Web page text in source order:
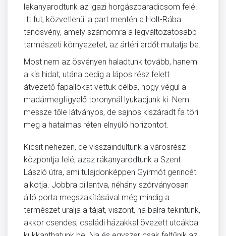
lekanyarodtunk az igazi horgászparadicsom felé.
Itt fut, közvetlenül a part mentén a Holt-Rába
tanösvény, amely számomra a legváltozatosabb
természeti környezetet, az ártéri erdőt mutatja be.
Most nem az ösvényen haladtunk tovább, hanem
a kis hidat, utána pedig a lápos rész felett
átvezető fapallókat vettük célba, hogy végül a
madármegfigyelő toronynál lyukadjunk ki. Nem
messze tőle látványos, de sajnos kiszáradt fa töri
meg a hatalmas réten elnyúló horizontot.
Kicsit nehezen, de visszaindultunk a városrész
központja felé, azaz rákanyarodtunk a Szent
László útra, ami tulajdonképpen Gyirmót gerincét
alkotja. Jobbra pillantva, néhány szórványosan
álló porta megszakításával még mindig a
természet uralja a tájat, viszont, ha balra tekintünk,
akkor csendes, családi házakkal övezett utcákba